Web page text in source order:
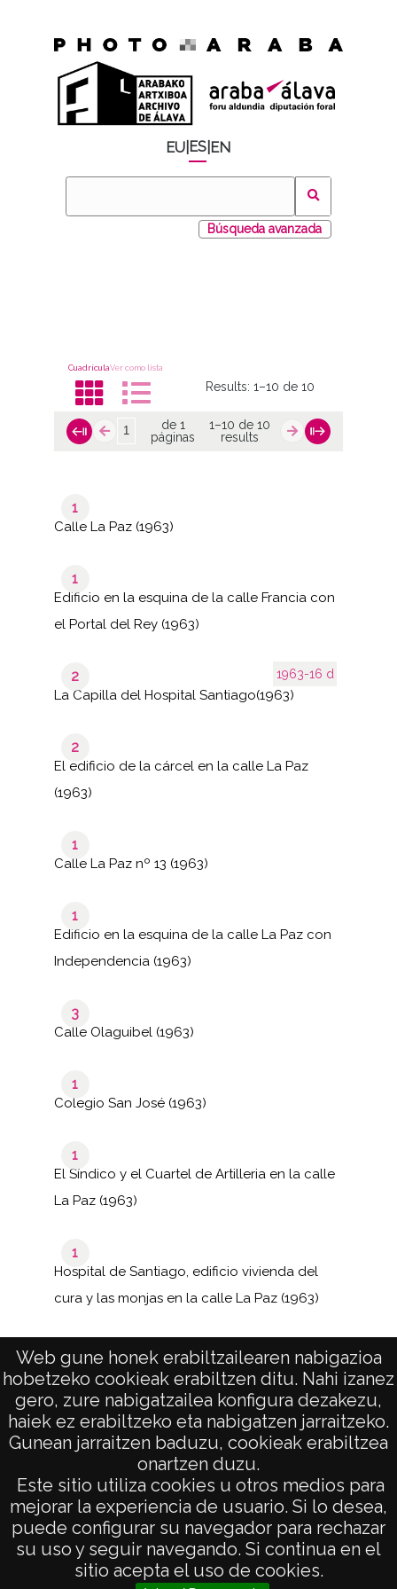
Web gune honek erabiltzailearen nabigazioa
hobetzeko cookieak erabiltzen ditu. Nahi izanez
gero, zure nabigatzailea konfigura dezakezu,
haiek ez erabiltzeko eta nabigatzen jarraitzeko.
Gunean jarraitzen baduzu, cookieak erabiltzea
onartzen duzu.
Este sitio utiliza cookies u otros medios para
mejorar la experiencia de usuario. Si lo desea,
puede configurar su navegador para rechazar
su uso y seguir navegando. Si continua en el
sitio acepta el uso de cookies.
EU ES EN
Búsqueda avanzada
CuadrículaVer como lista
Results:1–10 de 10
de 1
páginas
1–10 de 10
results
1
Calle La Paz (1963)
1
Edificio en la esquina de la calle Francia con
el Portal del Rey (1963)
1963-16 d
2
La Capilla del Hospital Santiago(1963)
2
El edificio de la cárcel en la calle La Paz
(1963)
1
Calle La Paz nº 13 (1963)
1
Edificio en la esquina de la calle La Paz con
Independencia (1963)
3
Calle Olaguibel (1963)
1
Colegio San José (1963)
1
El Síndico y el Cuartel de Artilleria en la calle
La Paz (1963)
1
Hospital de Santiago, edificio vivienda del
cura y las monjas en la calle La Paz (1963)
de 1
páginas
1–10
de 10
results
AVISO LEGAL
POLÍTICA DE PRIVACIDAD
ACCESIBILIDAD
ATENCIÓN CIUDADANA